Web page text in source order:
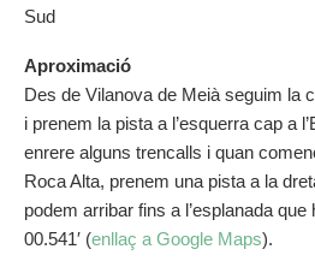
Sud
Aproximació
Des de Vilanova de Meià seguim la
i prenem la pista a l’esquerra cap a
enrere alguns trencalls i quan
Roca Alta, prenem una pista a la
podem arribar fins a l’esplanada que
00.541′ (enllaç a Google Maps).